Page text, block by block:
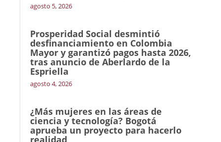
agosto 5, 2026
Prosperidad Social desmintió
desfinanciamiento en Colombia
Mayor y garantizó pagos hasta 2026,
tras anuncio de Aberlardo de la
Espriella
agosto 4, 2026
¿Más mujeres en las áreas de
ciencia y tecnología? Bogotá
aprueba un proyecto para hacerlo
realidad